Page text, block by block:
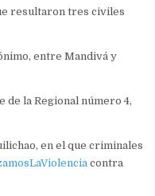
resultaron tres civiles
entre Mandivá y
de la Regional número 4,
en el que criminales
contra